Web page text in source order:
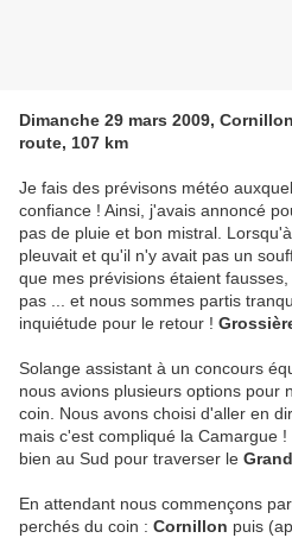
Dimanche 29 mars 2009,
route, 107 km
Je fais des prévisons météo
confiance ! Ainsi, j'avais annoncé
pas de pluie et bon mistral.
pleuvait et qu'il n'y avait pas un
que mes prévisions étaient
pas ... et nous sommes partis
inquiétude pour le retour !
Solange assistant à un concours
nous avions plusieurs options pour
coin. Nous avons choisi d'aller en
mais c'est compliqué la Camargue
bien au Sud pour traverser le
En attendant nous commençons
perchés du coin : Cornillon puis